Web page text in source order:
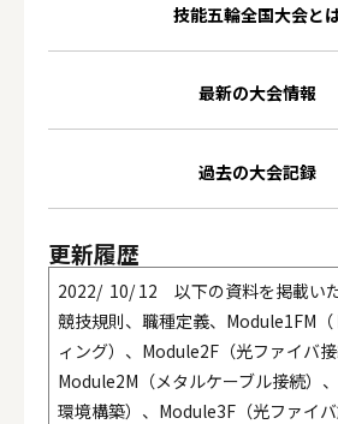
技能五輪全国大会と
最新の大会情報
過去の大会記録
更新履歴
2022/ 10/ 12 以下の資料を掲載いた
競技規則、職種定義、Module1FM
ィング）、Module2F（光ファイバ接
Module2M（メタルケーブル接続）
環境構築）、Module3F（光ファイバ